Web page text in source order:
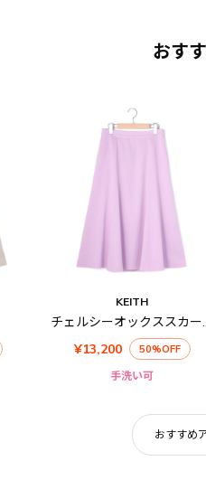
おす
KEITH
チェルシ
¥13,200
50%OFF
手洗い可
おすすめ